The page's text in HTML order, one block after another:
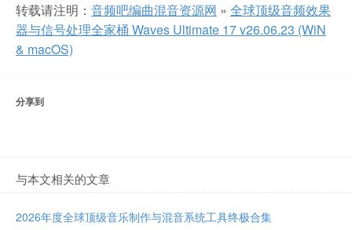
转载请注明： 音频吧编曲混音资源网 » 全球顶级音频效果
器与信号处理全家桶 Waves Ultimate 17 v26.06.23 (WiN
& macOS)
分享到
与本文相关的文章
2026年度全球顶级音乐制作与混音系统工具终极合集